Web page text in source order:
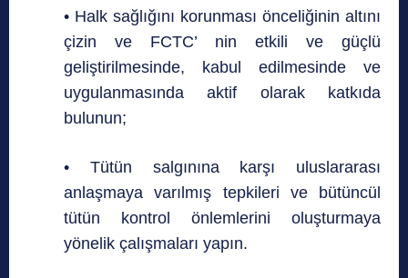
• Halk sağlığını korunması önceliğinin altını
çizin ve FCTC’ nin etkili ve güçlü
geliştirilmesinde, kabul edilmesinde ve
uygulanmasında aktif olarak katkıda
bulunun;
• Tütün salgınına karşı uluslararası
anlaşmaya varılmış tepkileri ve bütüncül
tütün kontrol önlemlerini oluşturmaya
yönelik çalışmaları yapın.